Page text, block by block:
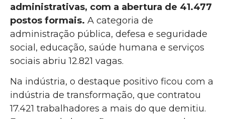
administrativas, com a abertura de 41.477
postos formais. A categoria de
administração pública, defesa e seguridade
social, educação, saúde humana e serviços
sociais abriu 12.821 vagas.
Na indústria, o destaque positivo ficou com a
indústria de transformação, que contratou
17.421 trabalhadores a mais do que demitiu.